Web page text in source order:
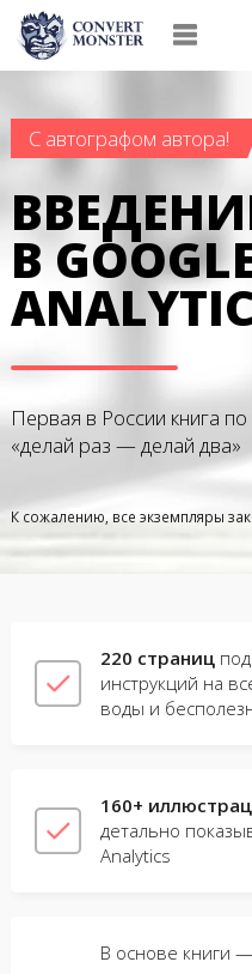
С автографом автора!
В
Первая в России книга
«делай раз — делай два»
К сожалению, все экземпляры
220 страниц
инструкций на
воды и
160+
детально
Analytics
В основе книги —